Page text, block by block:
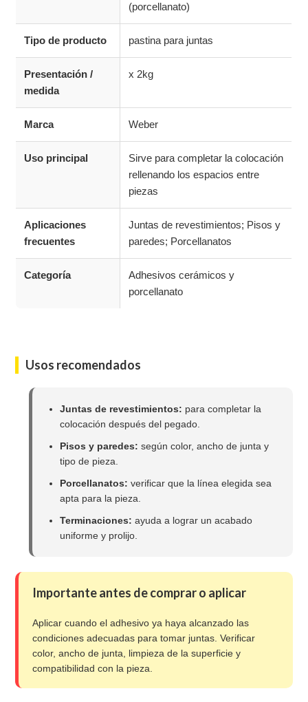
(porcellanato)
Tipo de producto pastina para juntas
Presentación /
medida
x 2kg
Marca Weber
Uso principal
Sirve para completar la colocación
rellenando los espacios entre
piezas
Aplicaciones
frecuentes
Juntas de revestimientos; Pisos y
paredes; Porcellanatos
Categoría
Adhesivos cerámicos y
porcellanato
Usos recomendados
Juntas de revestimientos: para completar la
colocación después del pegado.
Pisos y paredes: según color, ancho de junta y
tipo de pieza.
Porcellanatos: verificar que la línea elegida sea
apta para la pieza.
Terminaciones: ayuda a lograr un acabado
uniforme y prolijo.
Importante antes de comprar o aplicar
Aplicar cuando el adhesivo ya haya alcanzado las
condiciones adecuadas para tomar juntas. Verificar
color, ancho de junta, limpieza de la superficie y
compatibilidad con la pieza.